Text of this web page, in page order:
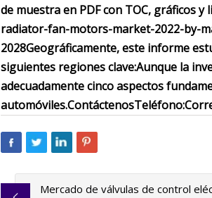
de muestra en PDF con TOC, gráficos
radiator-fan-motors-market-2022-by-
2028Geográficamente, este informe
siguientes regiones clave:Aunque la
adecuadamente cinco aspectos
automóviles.ContáctenosTeléfono:
Mercado de válvulas de control